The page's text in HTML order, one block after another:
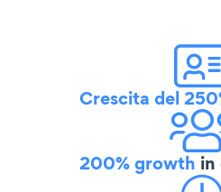
Crescita del
200% growth in